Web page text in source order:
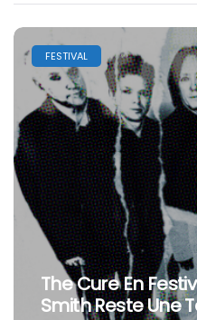
Part
LES FESTIVALS |
Festivals
Places,